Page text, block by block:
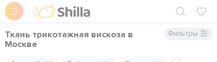
Ткань трикотажная вискоза в
Москве
Фильтры